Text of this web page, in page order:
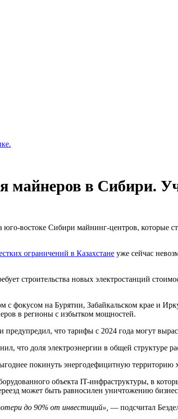
в Сибири.
востоке Сибири майнинг-центров, которые
ограничений в Казахстане уже сейчас
строительства новых электростанций
с фокусом на Бурятии, Забайкальском крае и
в регионы с избытком мощностей.
что тарифы с 2024 года могут
что доля электроэнергии в общей структуре
покинуть энергодефицитную территорию
объекта IT-инфраструктуры, в
может быть равносилен уничтожению
до 90% от инвестиций», — подсчитал